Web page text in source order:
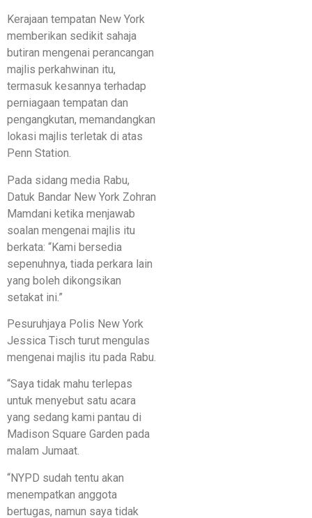
Kerajaan tempatan New York
memberikan sedikit sahaja
butiran mengenai perancangan
majlis perkahwinan itu,
termasuk kesannya terhadap
perniagaan tempatan dan
pengangkutan, memandangkan
lokasi majlis terletak di atas
Penn Station.
Pada sidang media Rabu,
Datuk Bandar New York Zohran
Mamdani ketika menjawab
soalan mengenai majlis itu
berkata: “Kami bersedia
sepenuhnya, tiada perkara lain
yang boleh dikongsikan
setakat ini.”
Pesuruhjaya Polis New York
Jessica Tisch turut mengulas
mengenai majlis itu pada Rabu.
“Saya tidak mahu terlepas
untuk menyebut satu acara
yang sedang kami pantau di
Madison Square Garden pada
malam Jumaat.
“NYPD sudah tentu akan
menempatkan anggota
bertugas, namun saya tidak